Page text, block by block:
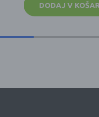
DODAJ V